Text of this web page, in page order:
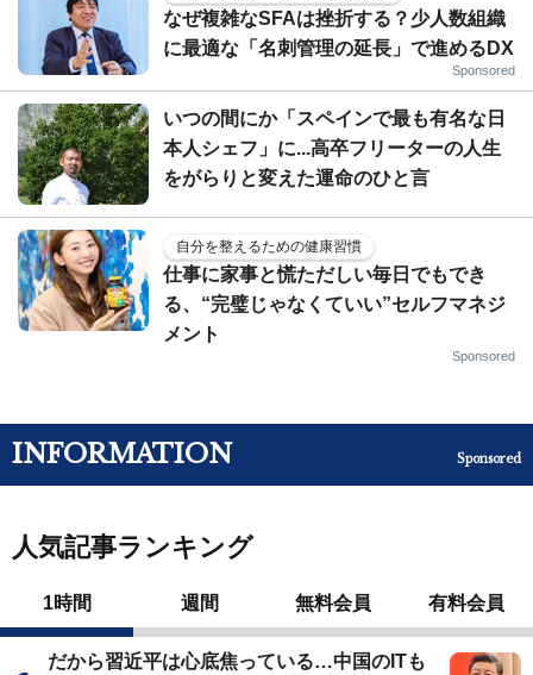
なぜ複雑なSFAは挫折する？少人数組織
に最適な「名刺管理の延長」で進めるDX
Sponsored
いつの間にか「スペインで最も有名な日
本人シェフ」に...高卒フリーターの人生
をがらりと変えた運命のひと言
自分を整えるための健康習慣
仕事に家事と慌ただしい毎日でもでき
る、“完璧じゃなくていい”セルフマネジ
メント
Sponsored
INFORMATION Sponsored
人気記事ランキング
1時間 週間 無料会員 有料会員
だから習近平は心底焦っている…中国のITも